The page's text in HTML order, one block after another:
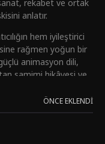
rekabet ve ortak
anlatır.
hem iyileştirici
rağmen yoğun bir
animasyon dili,
samimi hikâyesi ve
Japon animasyonları
Back Türkçe altyazılı
Look Back izle ve
bu etkileyici anime
ÖNCE EKLENDI